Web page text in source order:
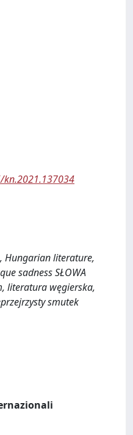
Hungarian literature,
sadness SŁOWA
literatura węgierska,
smutek